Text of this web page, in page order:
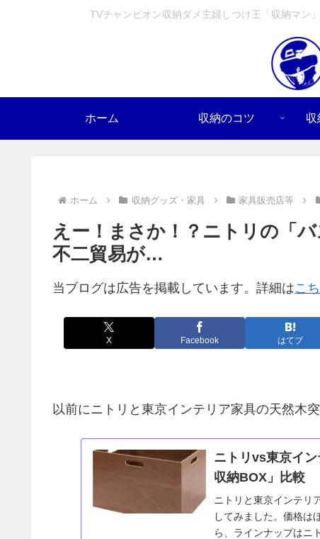
TVチャンピオン収納ダメ主婦しつけ王「収納マン
ホーム 収納のコツ 収
ホーム 収納グッズ・家具 家具販売店等
えー！まさか！？ニトリの「
不二貿易が…
当ブログは広告を掲載しています。詳細はこ
X Facebook はてブ
以前にニトリと東京インテリア家具の天然木
ニトリvs東京イ
収納BOX」比較
ニトリと東京インテリ
してみました。価格は
ら、ラインナップはニ